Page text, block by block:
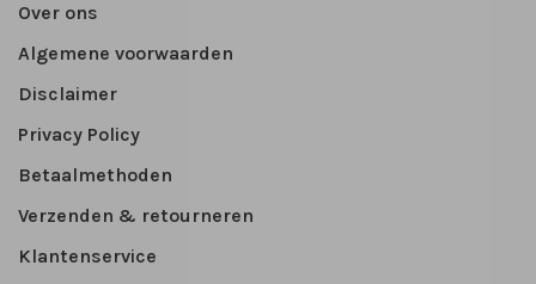
Over ons
Algemene voorwaarden
Disclaimer
Privacy Policy
Betaalmethoden
Verzenden & retourneren
Klantenservice